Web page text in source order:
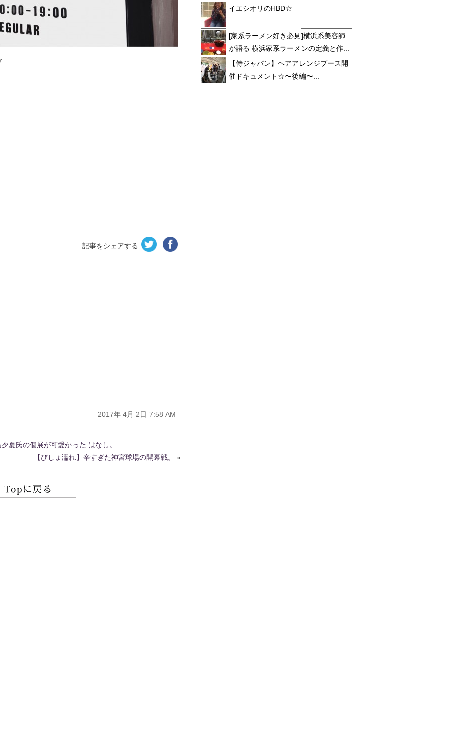
記事をシェアする
2017年 4月 2日 7:58 AM
夏氏の個展が可愛かった はなし。
【びしょ濡れ】辛すぎた神宮球場の開幕戦。
»
イエシオリのHBD☆
[家系ラーメン好き必見]横浜系美容師
が語る 横浜家系ラーメンの定義と作...
【侍ジャパン】ヘアアレンジブース開
催ドキュメント☆〜後編〜...